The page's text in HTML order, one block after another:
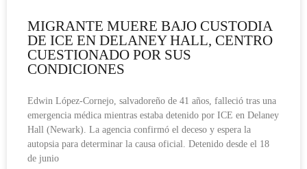
MIGRANTE MUERE BAJO CUSTODIA
DE ICE EN DELANEY HALL, CENTRO
CUESTIONADO POR SUS
CONDICIONES
Edwin López-Cornejo, salvadoreño de 41 años, falleció tras una
emergencia médica mientras estaba detenido por ICE en Delaney
Hall (Newark). La agencia confirmó el deceso y espera la
autopsia para determinar la causa oficial. Detenido desde el 18
de junio